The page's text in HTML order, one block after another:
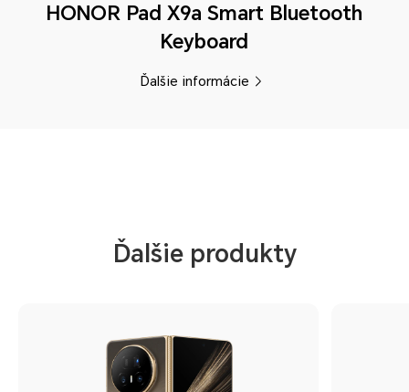
HONOR Pad X9a Smart Bluetooth
Keyboard
Ďalšie informácie
Ďalšie produkty